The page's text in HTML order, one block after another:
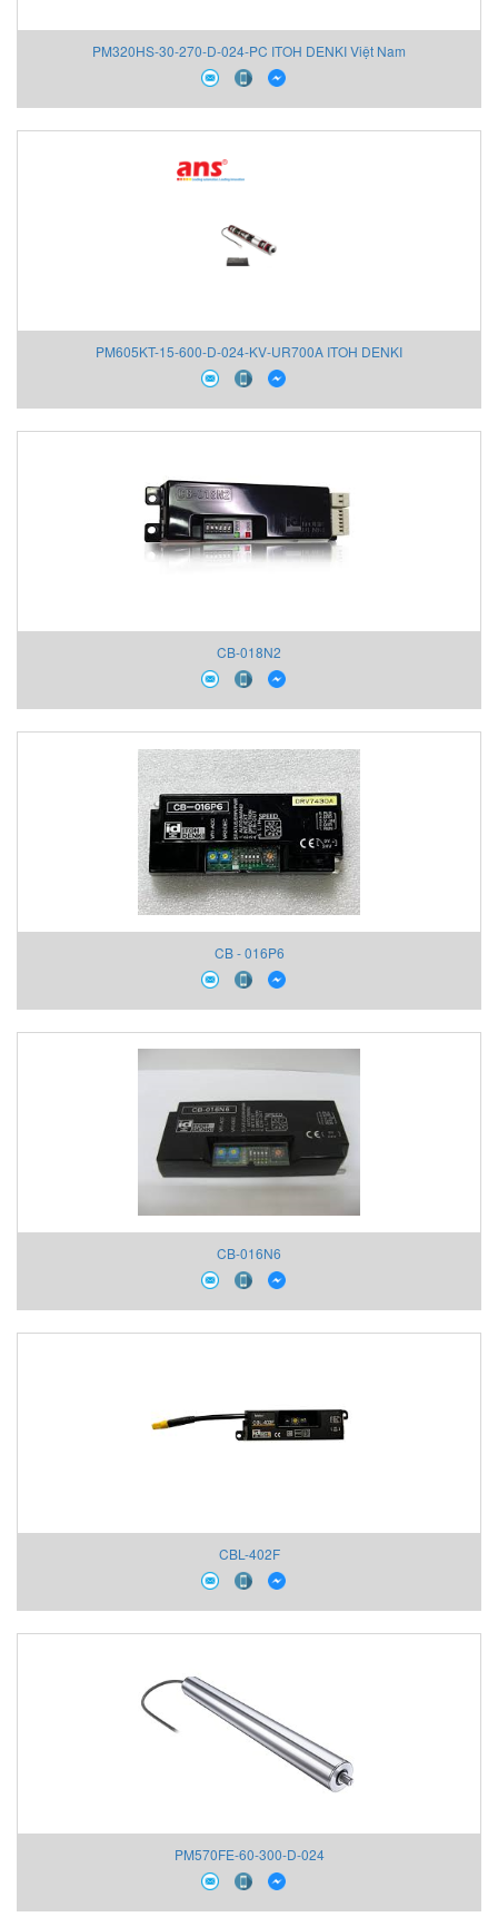
PM320HS-30-270-D-024-PC ITOH DENKI Việt Nam
PM605KT-15-600-D-024-KV-UR700A ITOH DENKI
CB-018N2
CB - 016P6
CB-016N6
CBL-402F
PM570FE-60-300-D-024